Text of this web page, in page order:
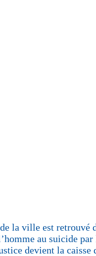
la ville est retrouvé
au suicide
devient la